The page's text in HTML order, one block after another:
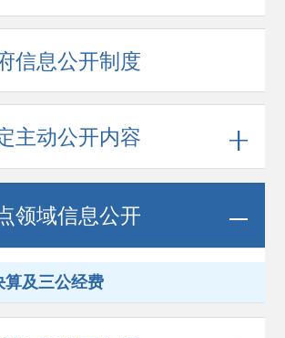
信息公开制度
主动公开内容
领域信息公开
算及三公经费